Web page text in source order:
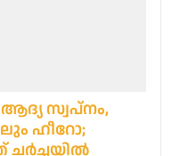
ആദ്യ സ്വപ്‌നം,
ഹീറോ;
ചർച്ചയിൽ